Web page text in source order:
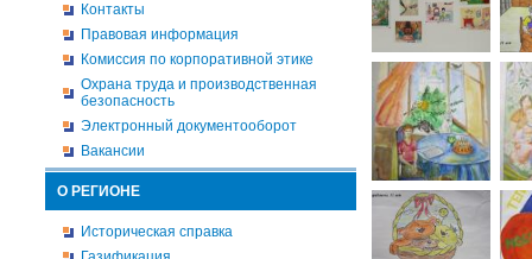
Контакты
Правовая информация
Комиссия по корпоративной этике
Охрана труда и производственная
безопасность
Электронный документооборот
Вакансии
О РЕГИОНЕ
Историческая справка